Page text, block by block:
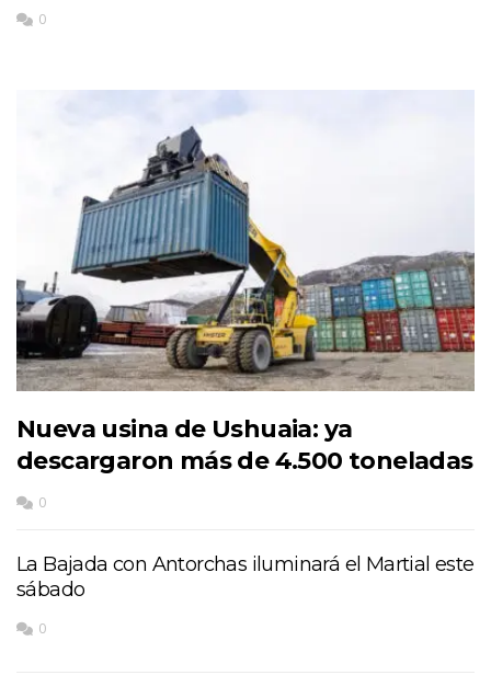
0
Nueva usina de Ushuaia: ya
descargaron más de 4.500 toneladas
0
La Bajada con Antorchas iluminará el Martial este
sábado
0